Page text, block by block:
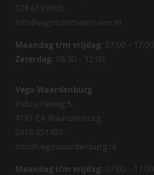
078 6199000
info@vegotuinmaterialen.nl
Maandag t/m vrijdag: 07:00 – 17:00
Zaterdag: 08:30 – 12:00
Vego Waardenburg
Industrieweg 5
4181 CA Waardenburg
0418 651407
info@vegowaardenburg.nl
Maandag t/m vrijdag: 07:00 – 17:00